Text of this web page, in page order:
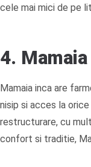
cele mai mici de pe
4. Mamaia
Mamaia inca are
nisip si acces la
restructurare, cu
confort si traditie,